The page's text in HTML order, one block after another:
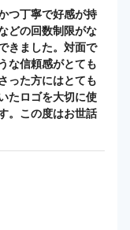
つ丁寧で好感が持
どの回数制限がな
きました。対面で
な信頼感がとても
った方にはとても
たロゴを大切に使
。この度はお世話